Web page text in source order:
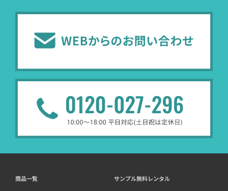
商品一覧 サンプル無料レンタル